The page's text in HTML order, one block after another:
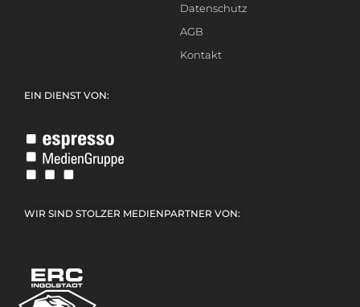
Datenschutz
AGB
Kontakt
EIN DIENST VON:
WIR SIND STOLZER MEDIENPARTNER VON: